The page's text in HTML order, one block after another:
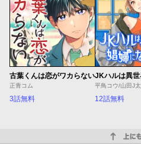
古葉くんは恋がワカらない
正青コム
3話無料
平鳥コウ/山田J太
12話無料